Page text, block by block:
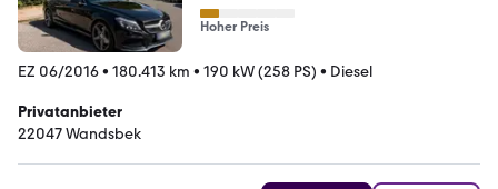
Hoher Preis
EZ 06/2016• 180.413 km • 190 kW (258 PS) • Diesel
Privatanbieter
22047 Wandsbek